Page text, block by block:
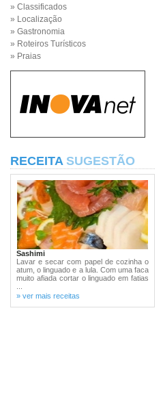
» Classificados
» Localização
» Gastronomia
» Roteiros Turísticos
» Praias
RECEITA SUGESTÃO
Sashimi
Lavar e secar com papel de cozinha o
atum, o linguado e a lula. Com uma faca
muito afiada cortar o linguado em fatias
» ver mais receitas